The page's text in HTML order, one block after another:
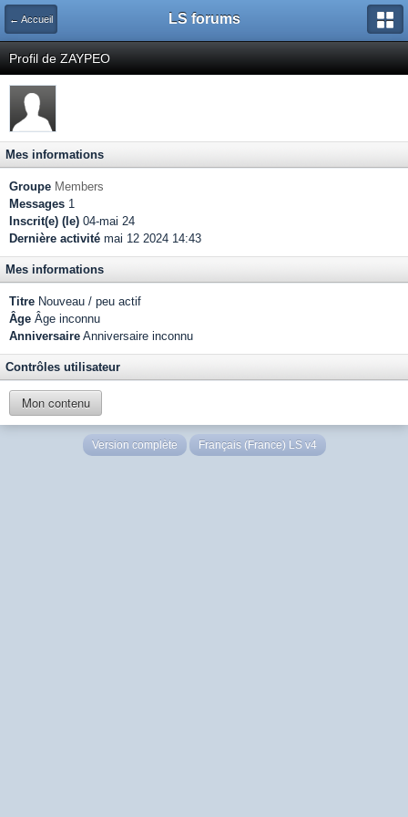
← Accueil LS forums
Profil de ZAYPEO
Mes informations
Groupe Members
Messages 1
Inscrit(e) (le) 04-mai 24
Dernière activité mai 12 2024 14:43
Mes informations
Titre Nouveau / peu actif
Âge Âge inconnu
Anniversaire Anniversaire inconnu
Contrôles utilisateur
Mon contenu
Version complète Français (France) LS v4